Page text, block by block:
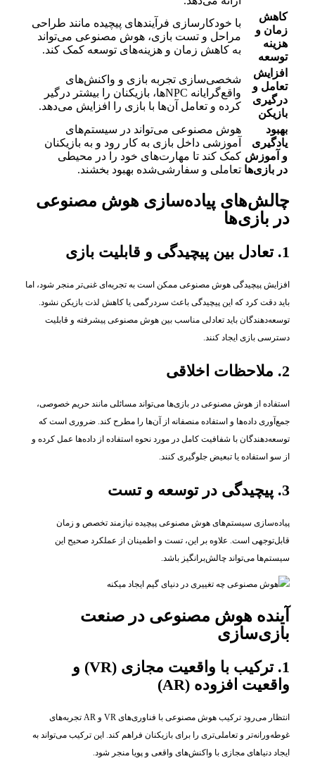
کاهش
زمان و
هزینه
توسعه
با خودکارسازی فرآیندهای پیچیده مانند طراحی
مراحل و تست بازی، هوش مصنوعی می‌تواند
به کاهش زمان و هزینه‌های توسعه کمک کند.
افزایش
تعامل و
درگیری
بازیکن
شخصی‌سازی تجربه بازی و واکنش‌های
واقع‌گرایانه NPCها، بازیکنان را بیشتر درگیر
کرده و تعامل آن‌ها با بازی را افزایش می‌دهد.
بهبود
یادگیری
و آموزش
در بازی‌ها
هوش مصنوعی می‌تواند در سیستم‌های
آموزشی داخل بازی به کار رود و به بازیکنان
کمک کند تا مهارت‌های خود را در محیطی
تعاملی و سفارشی‌شده بهبود بخشند.
چالش‌های پیاده‌سازی هوش مصنوعی
در بازی‌ها
1. تعادل بین پیچیدگی و قابلیت بازی
افزایش پیچیدگی هوش مصنوعی ممکن است به تجربه‌ای غنی‌تر منجر شود، اما
باید دقت کرد که این پیچیدگی باعث سردرگمی یا کاهش لذت بازیکن نشود.
توسعه‌دهندگان باید تعادلی مناسب بین هوش مصنوعی پیشرفته و قابلیت
دسترسی بازی ایجاد کنند.
2. ملاحظات اخلاقی
استفاده از هوش مصنوعی در بازی‌ها می‌تواند مسائلی مانند حریم خصوصی،
جمع‌آوری داده‌ها و استفاده منصفانه از آن‌ها را مطرح کند. ضروری است که
توسعه‌دهندگان با شفافیت کامل در مورد نحوه استفاده از داده‌ها عمل کرده و
از سو استفاده یا تبعیض جلوگیری کنند.
3. پیچیدگی در توسعه و تست
پیاده‌سازی سیستم‌های هوش مصنوعی پیچیده نیازمند تخصص و زمان
قابل‌توجهی است. علاوه بر این، تست و اطمینان از عملکرد صحیح این
سیستم‌ها می‌تواند چالش‌برانگیز باشد.
آینده هوش مصنوعی در صنعت
بازی‌سازی
1. ترکیب با واقعیت مجازی (VR) و
واقعیت افزوده (AR)
انتظار می‌رود ترکیب هوش مصنوعی با فناوری‌های VR و AR تجربه‌های
غوطه‌ورانه‌تر و تعاملی‌تری را برای بازیکنان فراهم کند. این ترکیب می‌تواند به
ایجاد دنیاهای مجازی با واکنش‌های واقعی و پویا منجر شود.